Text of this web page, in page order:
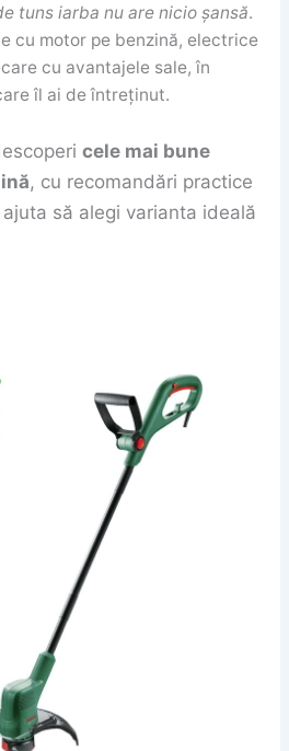
tuns iarba nu are nicio șansă.
cu motor pe benzină, electrice
cu avantajele sale, în
îl ai de întreținut.
cele mai bune
, cu recomandări practice
să alegi varianta ideală